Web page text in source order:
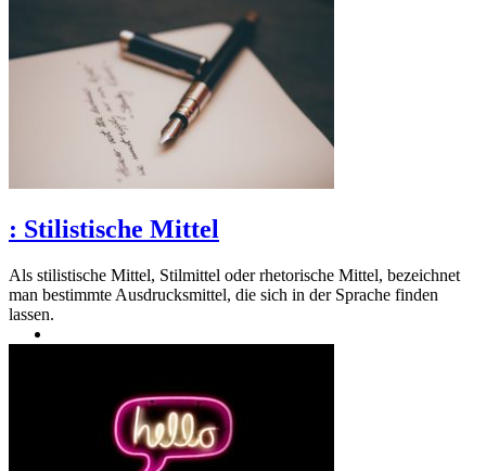
: Stilistische Mittel
Als stilistische Mittel, Stilmittel oder rhetorische Mittel, bezeichnet
man bestimmte Ausdrucksmittel, die sich in der Sprache finden
lassen.